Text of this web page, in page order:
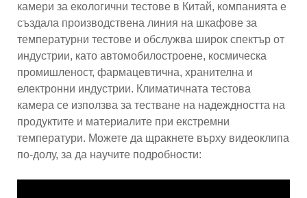
камери за екологични тестове в Китай, компанията е
създала производствена линия на шкафове за
температурни тестове и обслужва широк спектър от
индустрии, като автомобилостроене, космическа
промишленост, фармацевтична, хранителна и
електронни индустрии. Климатичната тестова
камера се използва за тестване на надеждността на
продуктите и материалите при екстремни
температури. Можете да щракнете върху видеоклипа
по-долу, за да научите подробности: